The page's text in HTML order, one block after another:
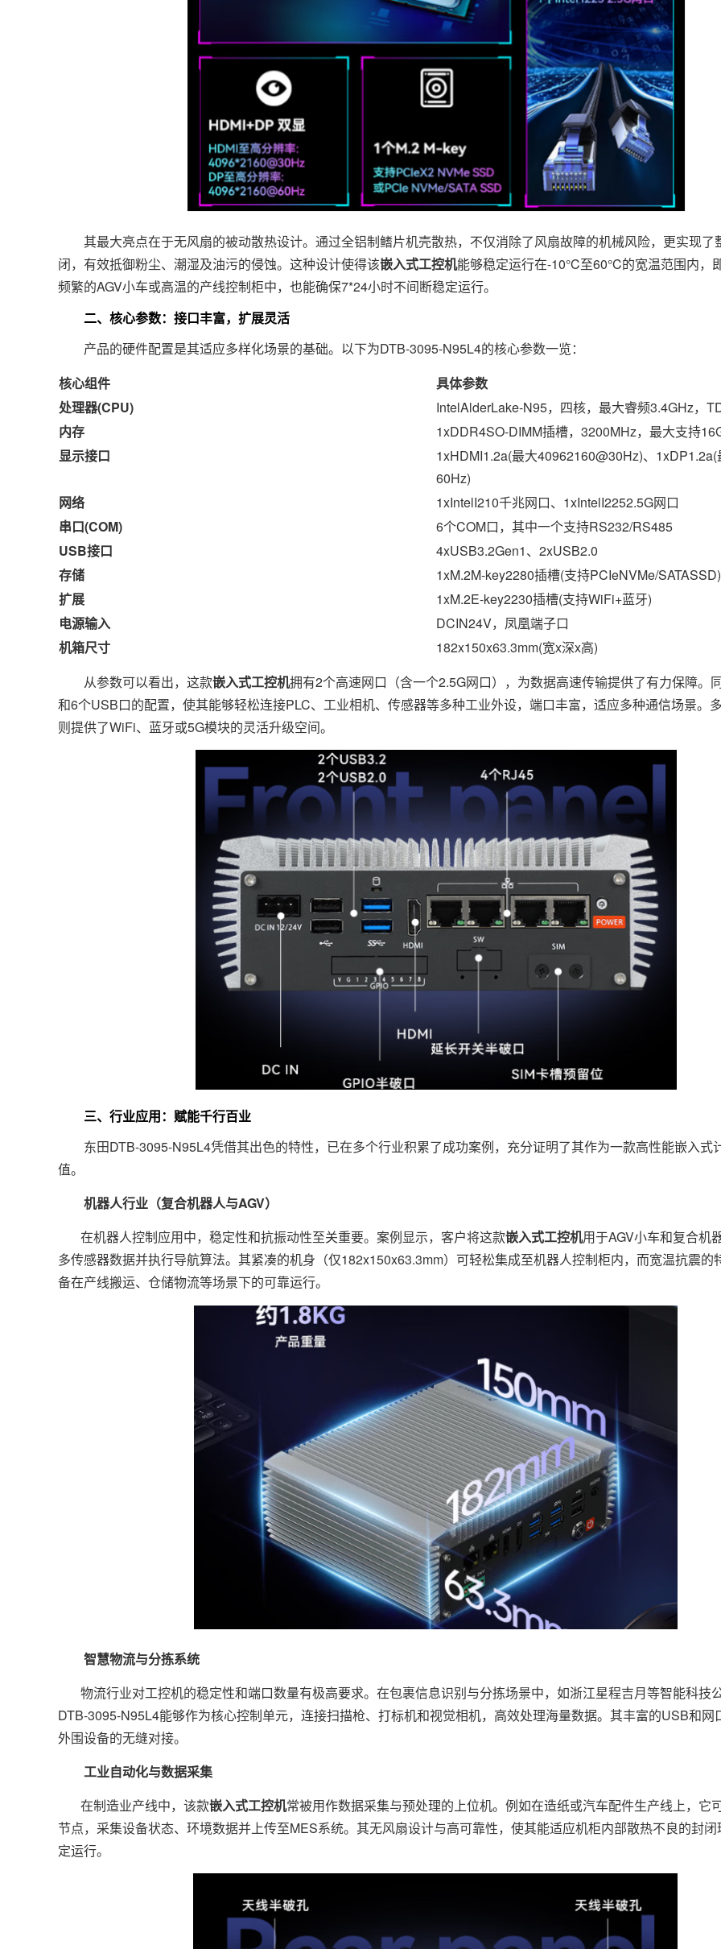
其最大亮点在于无风扇的被动散热设计。通过全铝制鳍片机壳散热，不仅消除了风扇故障的机械风险，更实现了
闭，有效抵御粉尘、潮湿及油污的侵蚀。这种设计使得该嵌入式工控机能够稳定运行在-10°C至60°C的宽温范围内，
频繁的AGV小车或高温的产线控制柜中，也能确保7*24小时不间断稳定运行。
二、核心参数：接口丰富，扩展灵活
产品的硬件配置是其适应多样化场景的基础。以下为DTB-3095-N95L4的核心参数一览：
核心组件
具体参数
处理器(CPU)
IntelAlderLake-N95，四核，最大睿频3.4GHz，
内存
1xDDR4SO-DIMM插槽，3200MHz，最大支持
显示接口
1xHDMI1.2a(最大40962160@30Hz)、
60Hz)
网络
1xIntelI210千兆网口、1xIntelI2252.5G网口
串口(COM)
6个COM口，其中一个支持RS232/RS485
USB接口
4xUSB3.2Gen1、2xUSB2.0
存储
1xM.2M-key2280插槽(支持PCIeNVMe/SATASSD)
扩展
1xM.2E-key2230插槽(支持WiFi+蓝牙)
电源输入
DCIN24V，凤凰端子口
机箱尺寸
182x150x63.3mm(宽x深x高)
从参数可以看出，这款嵌入式工控机拥有2个高速网口（含一个2.5G网口），为数据高速传输提供了有力保障。
和6个USB口的配置，使其能够轻松连接PLC、工业相机、传感器等多种工业外设，端口丰富，适应多种通信场景。
则提供了WiFi、蓝牙或5G模块的灵活升级空间。
三、行业应用：赋能千行百业
东田DTB-3095-N95L4凭借其出色的特性，已在多个行业积累了成功案例，充分证明了其作为一款高性能嵌入式
值。
机器人行业（复合机器人与AGV）
在机器人控制应用中，稳定性和抗振动性至关重要。案例显示，客户将这款嵌入式工控机用于AGV小车和复合机
多传感器数据并执行导航算法。其紧凑的机身（仅182x150x63.3mm）可轻松集成至机器人控制柜内，而宽温抗震的
备在产线搬运、仓储物流等场景下的可靠运行。
智慧物流与分拣系统
物流行业对工控机的稳定性和端口数量有极高要求。在包裹信息识别与分拣场景中，如浙江星程吉月等智能科技
DTB-3095-N95L4能够作为核心控制单元，连接扫描枪、打标机和视觉相机，高效处理海量数据。其丰富的USB和网
外围设备的无缝对接。
工业自动化与数据采集
在制造业产线中，该款嵌入式工控机常被用作数据采集与预处理的上位机。例如在造纸或汽车配件生产线上，它
节点，采集设备状态、环境数据并上传至MES系统。其无风扇设计与高可靠性，使其能适应机柜内部散热不良的封
定运行。